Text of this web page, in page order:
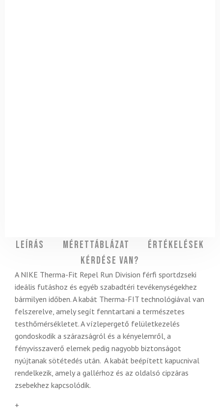
Leírás Mérettáblázat
Értékelések
Kérdése van?
A NIKE Therma-Fit Repel Run Division férfi sportdzseki
ideális futáshoz és egyéb szabadtéri tevékenységekhez
bármilyen időben. A kabát Therma-FIT technológiával van
felszerelve, amely segít fenntartani a természetes
testhőmérsékletet. A vízlepergető felületkezelés
gondoskodik a szárazságról és a kényelemről, a
fényvisszaverő elemek pedig nagyobb biztonságot
nyújtanak sötétedés után. A kabát beépített kapucnival
rendelkezik, amely a gallérhoz és az oldalsó cipzáras
zsebekhez kapcsolódik.
+